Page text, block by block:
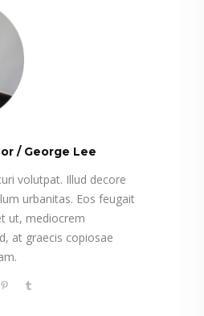
/ George Lee
volutpat. Illud decore
urbanitas. Eos feugait
ut, mediocrem
at graecis copiosae